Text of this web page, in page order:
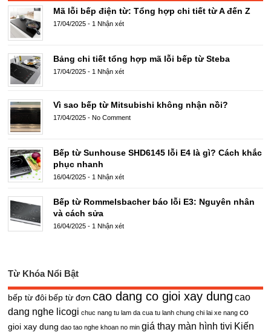
Mã lỗi bếp điện từ: Tổng hợp chi tiết từ A đến Z
17/04/2025 - 1 Nhận xét
Bảng chi tiết tổng hợp mã lỗi bếp từ Steba
17/04/2025 -1 Nhận xét
Vì sao bếp từ Mitsubishi không nhận nồi?
17/04/2025 -No Comment
Bếp từ Sunhouse SHD6145 lỗi E4 là gì? Cách khắc
phục nhanh
16/04/2025 - 1 Nhận xét
Bếp từ Rommelsbacher báo lỗi E3: Nguyên nhân
và cách sửa
16/04/2025 - 1 Nhận xét
Từ Khóa Nổi Bật
bếp từ đôi bếp từ đơn cao dang co gioi xay dung cao
dang nghe licogi chuc nang tu lam da cua tu lanh chung chi lai xe nang co
gioi xay dung dao tao nghe khoan no min giá thay màn hình tivi Kiến